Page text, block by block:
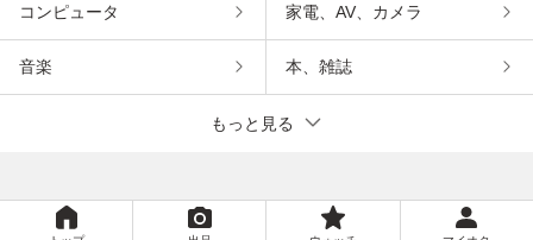
コンピュータ 家電、AV、カメラ
音楽 本、雑誌
もっと見る